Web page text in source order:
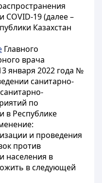
19 (далее –
Казахстан
Главного
врача
января 2022 года №
санитарно-
по
в Республике
и проведения
против
населения в
в следующей